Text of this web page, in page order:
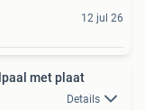
12 jul 26
met plaat
Details